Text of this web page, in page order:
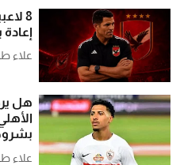
8
إعادة
علاء
هل
علاء